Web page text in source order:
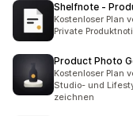
Shelfnote ‑
Kostenloser Plan
Private
Product Photo
Kostenloser Plan
Studio- und
zeichnen